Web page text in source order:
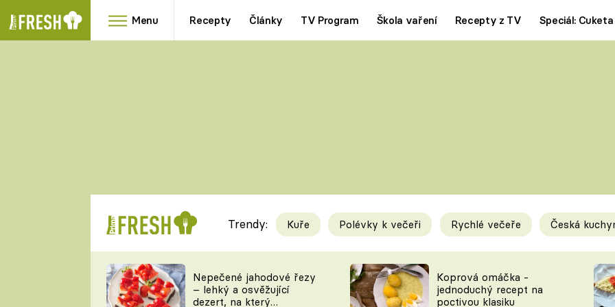
Menu Recepty Články TV Program Škola vaření Recepty z TV Speciál: Cuketa
RYCHLOVKY
Videorecepty
TEĎ VAŘÍ ŠÉF!
Tipy a triky
KAM ZA JÍDLEM
Trendy: Kuře Polévky k večeři Rychlé večeře Česká
Nepečené jahodové řezy
– lehký a osvěžující
dezert, na který
Koprová omáčka -
jednoduchý recept na
poctivou klasiku